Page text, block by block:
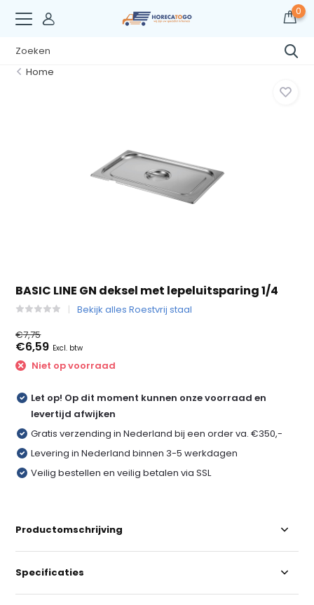
0
Home
BASIC LINE GN deksel met lepeluitsparing 1/4
Bekijk alles Roestvrij staal
€7,75
€6,59 Excl. btw
Niet op voorraad
Let op! Op dit moment kunnen onze voorraad en
levertijd afwijken
Gratis verzending in Nederland bij een order va. €350,-
Levering in Nederland binnen 3-5 werkdagen
Veilig bestellen en veilig betalen via SSL
Productomschrijving
Specificaties